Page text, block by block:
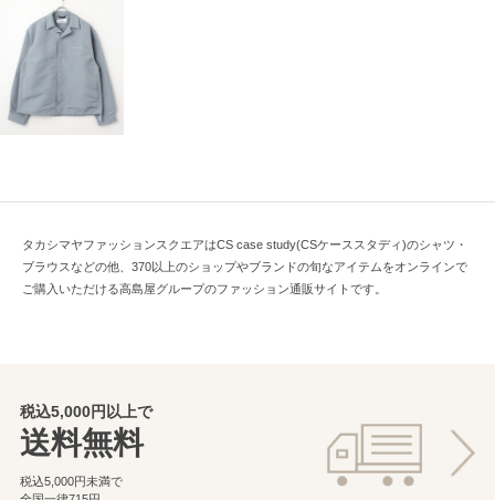
タカシマヤファッションスクエアはCS case study(CSケーススタディ)のシャツ・
ブラウスなどの他、370以上のショップやブランドの旬なアイテムをオンラインで
ご購入いただける高島屋グループのファッション通販サイトです。
税込5,000円以上で
送料無料
税込5,000円未満で